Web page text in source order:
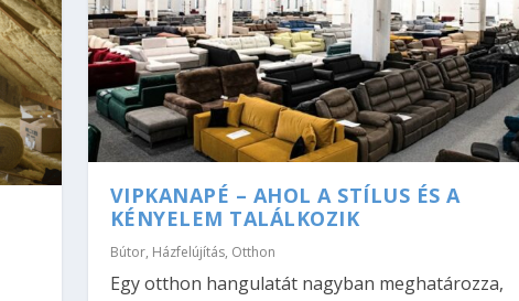
VIPKANAPÉ – AHOL A STÍLUS ÉS A
KÉNYELEM TALÁLKOZIK
Bútor, Házfelújítás, Otthon
Egy otthon hangulatát nagyban meghatározza,